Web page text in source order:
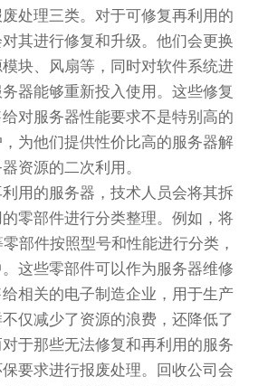
处理三类。对于可修复再利用的
其进行修复和升级。他们会更换
块、风扇等，同时对软件系统进
器能够重新投入使用。这些修复
对服务器性能要求不是特别高的
为他们提供性价比高的服务器解
资源的二次利用。
用的服务器，技术人员会将其拆
零部件进行分类整理。例如，将
部件按照型号和性能进行分类，
这些零部件可以作为服务器维修
相关的电子制造企业，用于生产
仅减少了资源的浪费，还降低了
于那些无法修复和再利用的服务
要求进行报废处理。回收公司会